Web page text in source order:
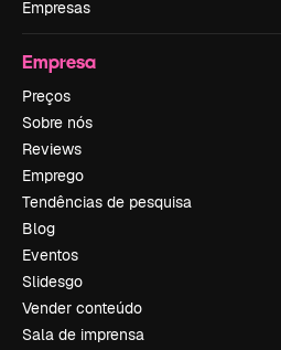
Empresas
Empresa
Preços
Sobre nós
Reviews
Emprego
Tendências de pesquisa
Blog
Eventos
Slidesgo
Vender conteúdo
Sala de imprensa